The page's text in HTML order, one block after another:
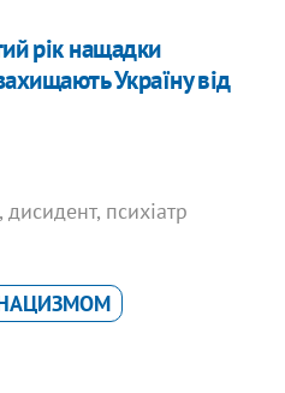
рік нащадки
Україну від
, дисидент, психіатр